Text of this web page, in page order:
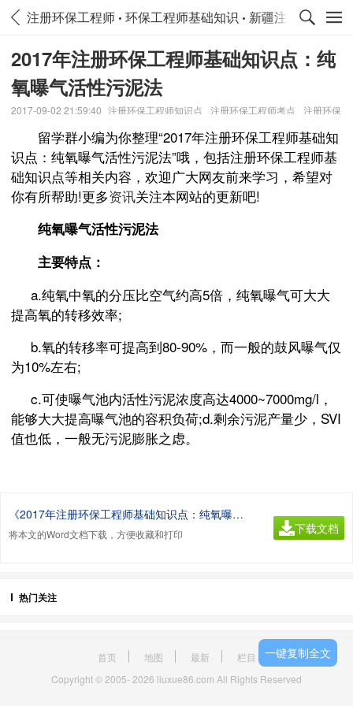
注册环保工程师 环保工程师基础知识 新疆注册环保工
2017年注册环保工程师基础知识点：纯
氧曝气活性污泥法
2017-09-02 21:59:40 注册环保工程师知识点 注册环保工程师考点
注册环保
留学群小编为你整理“2017年注册环保工程师基础知
识点：纯氧曝气活性污泥法”哦，包括注册环保工程师基
础知识点等相关内容，欢迎广大网友前来学习，希望对
你有所帮助!更多资讯关注本网站的更新吧!
纯氧曝气活性污泥法
主要特点：
a.纯氧中氧的分压比空气约高5倍，纯氧曝气可大大
提高氧的转移效率;
b.氧的转移率可提高到80-90%，而一般的鼓风曝气仅
为10%左右;
c.可使曝气池内活性污泥浓度高达4000~7000mg/l，
能够大大提高曝气池的容积负荷;d.剩余污泥产量少，SVI
值也低，一般无污泥膨胀之虑。
《2017年注册环保工程师基础知识点：纯氧曝气活性污泥法.doc》
将本文的Word文档下载，方便收藏和打印 下载文档
热门关注
首页 地图 最新
栏目
Copyright © 2005- 2026 liuxue86.com All Rights Reserved
一键复制全文